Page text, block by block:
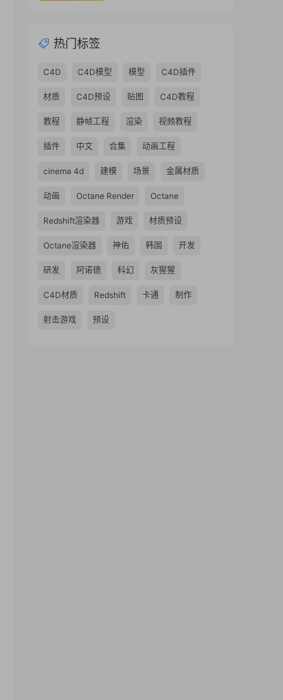
热门标签
C4D C4D模型 模型 C4D插件
材质 C4D预设 贴图 C4D教程
教程 静帧工程 渲染 视频教程
插件 中文 合集 动画工程
cinema 4d 建模 场景 金属材质
动画 Octane Render Octane
Redshift渲染器 游戏 材质预设
Octane渲染器 神佑 韩国 开发
研发 阿诺德 科幻 灰猩猩
C4D材质 Redshift 卡通 制作
射击游戏 预设